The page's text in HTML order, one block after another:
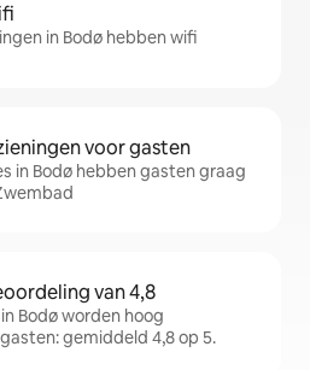
in Bodø hebben wifi
voor gasten
in Bodø hebben gasten graag
van 4,8
Bodø worden hoog
gemiddeld 4,8 op 5.